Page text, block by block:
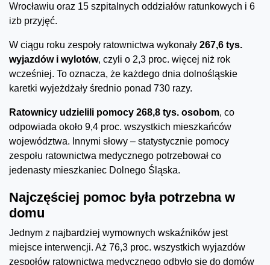
Wrocławiu oraz 15 szpitalnych oddziałów ratunkowych i 6
izb przyjęć.
W ciągu roku zespoły ratownictwa wykonały 267,6 tys.
wyjazdów i wylotów, czyli o 2,3 proc. więcej niż rok
wcześniej. To oznacza, że każdego dnia dolnośląskie
karetki wyjeżdżały średnio ponad 730 razy.
Ratownicy udzielili pomocy 268,8 tys. osobom, co
odpowiada około 9,4 proc. wszystkich mieszkańców
województwa. Innymi słowy – statystycznie pomocy
zespołu ratownictwa medycznego potrzebował co
jedenasty mieszkaniec Dolnego Śląska.
Najczęściej pomoc była potrzebna w
domu
Jednym z najbardziej wymownych wskaźników jest
miejsce interwencji. Aż 76,3 proc. wszystkich wyjazdów
zespołów ratownictwa medycznego odbyło się do domów